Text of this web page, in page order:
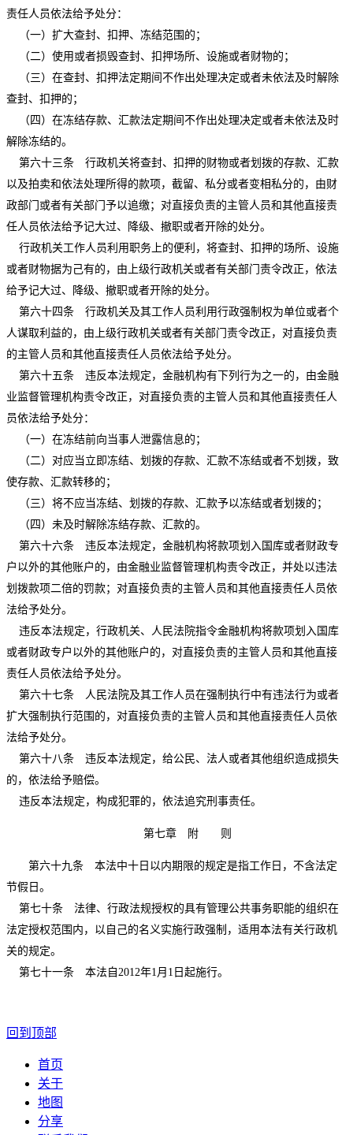
责任人员依法给予处分：
（一）扩大查封、扣押、冻结范围的；
（二）使用或者损毁查封、扣押场所、设施或者财物的；
（三）在查封、扣押法定期间不作出处理决定或者未依法及时解除
查封、扣押的；
（四）在冻结存款、汇款法定期间不作出处理决定或者未依法及时
解除冻结的。
第六十三条 行政机关将查封、扣押的财物或者划拨的存款、汇款
以及拍卖和依法处理所得的款项，截留、私分或者变相私分的，由财
政部门或者有关部门予以追缴；对直接负责的主管人员和其他直接责
任人员依法给予记大过、降级、撤职或者开除的处分。
行政机关工作人员利用职务上的便利，将查封、扣押的场所、设施
或者财物据为己有的，由上级行政机关或者有关部门责令改正，依法
给予记大过、降级、撤职或者开除的处分。
第六十四条 行政机关及其工作人员利用行政强制权为单位或者个
人谋取利益的，由上级行政机关或者有关部门责令改正，对直接负责
的主管人员和其他直接责任人员依法给予处分。
第六十五条 违反本法规定，金融机构有下列行为之一的，由金融
业监督管理机构责令改正，对直接负责的主管人员和其他直接责任人
员依法给予处分：
（一）在冻结前向当事人泄露信息的；
（二）对应当立即冻结、划拨的存款、汇款不冻结或者不划拨，致
使存款、汇款转移的；
（三）将不应当冻结、划拨的存款、汇款予以冻结或者划拨的；
（四）未及时解除冻结存款、汇款的。
第六十六条 违反本法规定，金融机构将款项划入国库或者财政专
户以外的其他账户的，由金融业监督管理机构责令改正，并处以违法
划拨款项二倍的罚款；对直接负责的主管人员和其他直接责任人员依
法给予处分。
违反本法规定，行政机关、人民法院指令金融机构将款项划入国库
或者财政专户以外的其他账户的，对直接负责的主管人员和其他直接
责任人员依法给予处分。
第六十七条 人民法院及其工作人员在强制执行中有违法行为或者
扩大强制执行范围的，对直接负责的主管人员和其他直接责任人员依
法给予处分。
第六十八条 违反本法规定，给公民、法人或者其他组织造成损失
的，依法给予赔偿。
违反本法规定，构成犯罪的，依法追究刑事责任。
第七章 附 则
第六十九条 本法中十日以内期限的规定是指工作日，不含法定
节假日。
第七十条 法律、行政法规授权的具有管理公共事务职能的组织在
法定授权范围内，以自己的名义实施行政强制，适用本法有关行政机
关的规定。
第七十一条 本法自2012年1月1日起施行。
回到顶部
首页
关于
地图
分享